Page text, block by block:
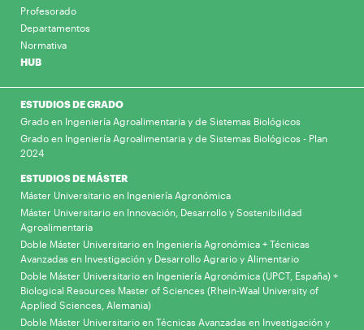
Profesorado
Departamentos
Normativa
HUB
ESTUDIOS DE GRADO
Grado en Ingeniería Agroalimentaria y de Sistemas Biológicos
Grado en Ingeniería Agroalimentaria y de Sistemas Biológicos - Plan
2024
ESTUDIOS DE MÁSTER
Máster Universitario en Ingeniería Agronómica
Máster Universitario en Innovación, Desarrollo y Sostenibilidad
Agroalimentaria
Doble Máster Universitario en Ingeniería Agronómica + Técnicas
Avanzadas en Investigación y Desarrollo Agrario y Alimentario
Doble Máster Universitario en Ingeniería Agronómica (UPCT, España) +
Biological Resources Master of Sciences (Rhein-Waal University of
Applied Sciences, Alemania)
Doble Máster Universitario en Técnicas Avanzadas en Investigación y